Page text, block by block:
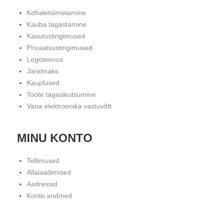
Kohaletoimetamine
Kauba tagastamine
Kasutustingimused
Privaatsustingimused
Logoteenus
Järelmaks
Kauplused
Toote tagasikutsumine
Vana elektroonika vastuvõtt
MINU KONTO
Tellimused
Allalaadimised
Aadressid
Konto andmed